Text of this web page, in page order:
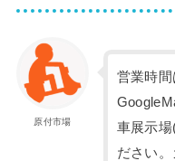
原付市場
営業時間
車展示場
ださい